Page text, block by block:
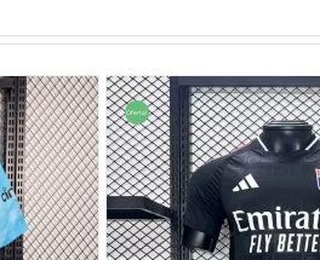
Oferta!